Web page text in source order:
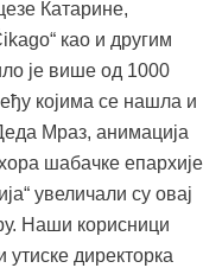
Катарине,
као и другим
је више од 1000
којима се нашла и
Мраз, анимација
шабачке епархије
увеличали су овај
Наши корисници
утиске директорка